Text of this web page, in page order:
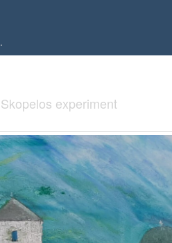
.
Skopelos experiment